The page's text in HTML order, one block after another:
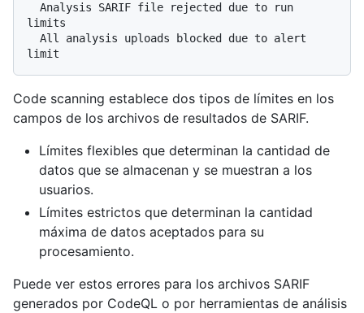
limits
Code scanning establece dos tipos de límites en los
campos de los archivos de resultados de SARIF.
Límites flexibles que determinan la cantidad de
datos que se almacenan y se muestran a los
usuarios.
Límites estrictos que determinan la cantidad
máxima de datos aceptados para su
procesamiento.
Puede ver estos errores para los archivos SARIF
generados por CodeQL o por herramientas de análisis